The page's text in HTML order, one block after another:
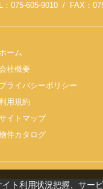
：075-605-9010 / FAX：
ーム
社概要
プライバシーポリシー
用規約
イトマップ
件カタログ
ト利用状況把握、サー